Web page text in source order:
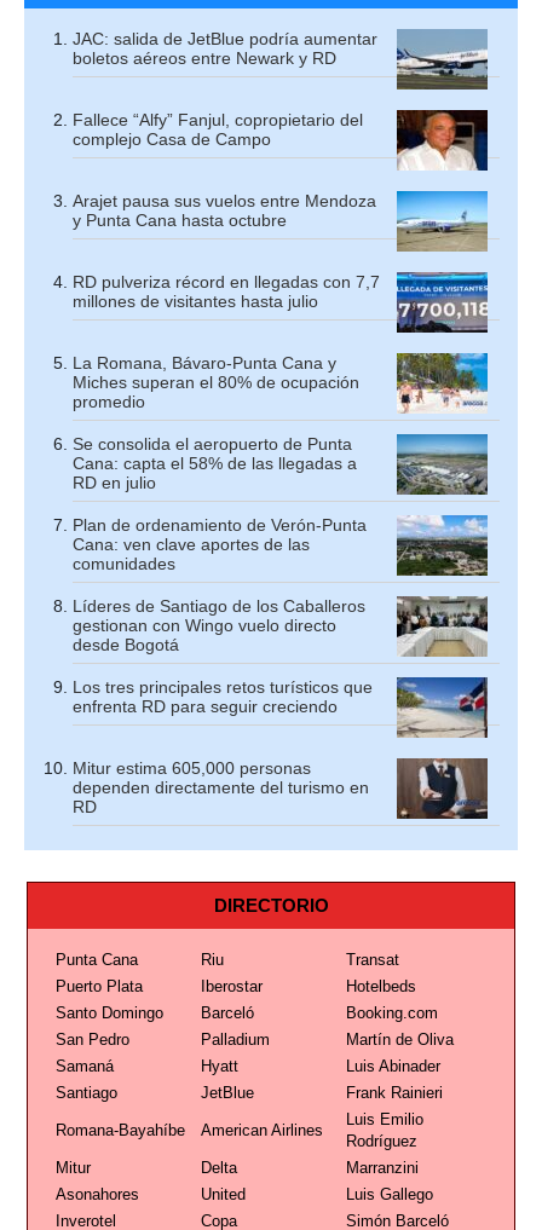
JAC: salida de JetBlue podría aumentar
boletos aéreos entre Newark y RD
Fallece “Alfy” Fanjul, copropietario del
complejo Casa de Campo
Arajet pausa sus vuelos entre Mendoza
y Punta Cana hasta octubre
RD pulveriza récord en llegadas con 7,7
millones de visitantes hasta julio
La Romana, Bávaro-Punta Cana y
Miches superan el 80% de ocupación
promedio
Se consolida el aeropuerto de Punta
Cana: capta el 58% de las llegadas a
RD en julio
Plan de ordenamiento de Verón-Punta
Cana: ven clave aportes de las
comunidades
Líderes de Santiago de los Caballeros
gestionan con Wingo vuelo directo
desde Bogotá
Los tres principales retos turísticos que
enfrenta RD para seguir creciendo
Mitur estima 605,000 personas
dependen directamente del turismo en
RD
DIRECTORIO
Punta Cana Riu
Transat
Puerto Plata
Iberostar
Hotelbeds
Santo Domingo
Barceló
Booking.com
San Pedro
Palladium
Martín de Oliva
Samaná
Hyatt
Luis Abinader
Santiago
JetBlue Frank Rainieri
Romana-Bayahíbe American Airlines
Luis Emilio
Rodríguez
Mitur
Delta
Marranzini
Asonahores
United
Luis Gallego
Inverotel
Copa Simón Barceló